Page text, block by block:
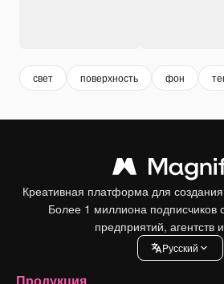
свет поверхность фон
Креативная платформа для
Более 1 миллиона подписчиков
предприятий, агентств
Pусский
Продукция